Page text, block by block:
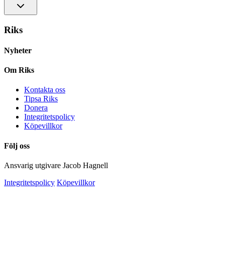
Riks
Nyheter
Om Riks
Kontakta oss
Tipsa Riks
Donera
Integritetspolicy
Köpevillkor
Följ oss
Ansvarig utgivare Jacob Hagnell
Integritetspolicy Köpevillkor